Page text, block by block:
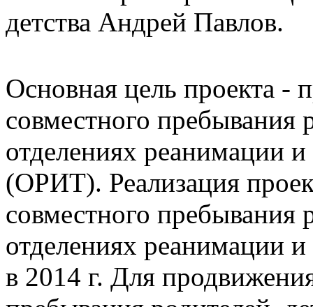
детства Андрей Павлов.
Основная цель проекта -
совместного пребывания
отделениях реанимации
(ОРИТ). Реализация
совместного пребывания
отделениях реанимации
в 2014 г. Для